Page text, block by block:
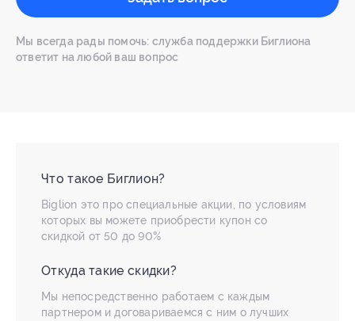
Мы всегда рады помочь: служба поддержки Биглиона
ответит на любой ваш вопрос
Что такое Биглион?
Biglion это про специальные акции, по условиям
которых вы можете приобрести купон со
скидкой от 50 до 90%
Откуда такие скидки?
Мы непосредственно работаем с каждым
партнером и договариваемся с ним о лучших